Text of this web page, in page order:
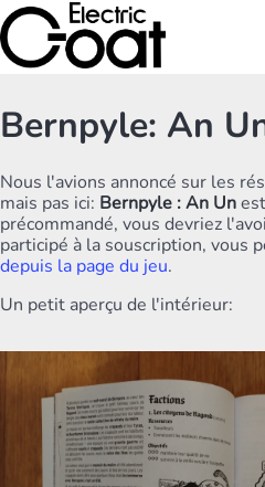
Bernpyle: An
Nous l'avions annoncé sur les
mais pas ici: Bernpyle : An Un
précommandé, vous devriez
participé à la souscription, vous
depuis la page du jeu.
Un petit aperçu de l'intérieur: